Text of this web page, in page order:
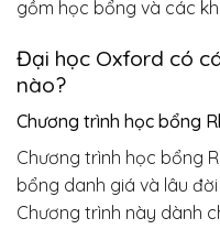
gồm học bổng và các
Đại học Oxford có
nào?
Chương trình học bổng
Chương trình học bổng
bổng danh giá và lâu
Chương trình này dành